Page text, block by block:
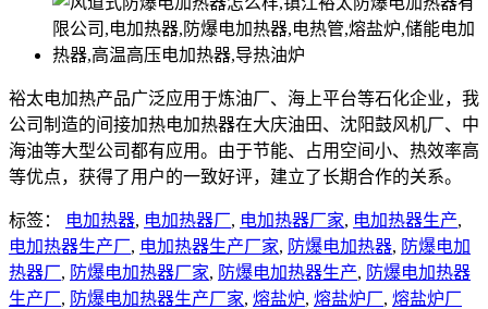
裕太电加热产品广泛应用于炼油厂、海上平台等石化企业，我
公司制造的间接加热电加热器在大庆油田、沈阳鼓风机厂、中
海油等大型公司都有应用。由于节能、占用空间小、热效率高
等优点，获得了用户的一致好评，建立了长期合作的关系。
标签： 电加热器, 电加热器厂, 电加热器厂家, 电加热器生产,
电加热器生产厂, 电加热器生产厂家, 防爆电加热器, 防爆电加
热器厂, 防爆电加热器厂家, 防爆电加热器生产, 防爆电加热器
生产厂, 防爆电加热器生产厂家, 熔盐炉, 熔盐炉厂, 熔盐炉厂